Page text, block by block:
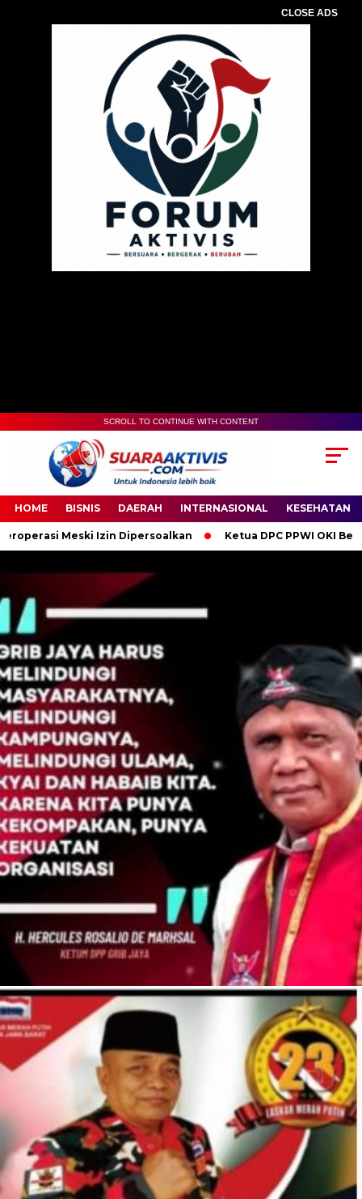
CLOSE ADS
00:00
SCROLL TO CONTINUE WITH CONTENT
HOME BISNIS DAERAH INTERNASIONAL KESEHATAN
Izin Dipersoalkan Ketua DPC PPWI OKI Bersama Pengurus